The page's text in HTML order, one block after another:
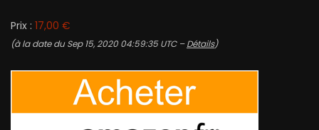
Prix : 17,00 €
(à la date du Sep 15, 2020 04:59:35 UTC –Détails)